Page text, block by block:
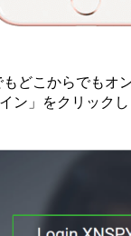
どこからでもオ
ン」をクリック